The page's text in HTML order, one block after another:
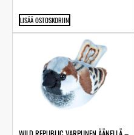
LISÄÄ OSTOSKORIIN